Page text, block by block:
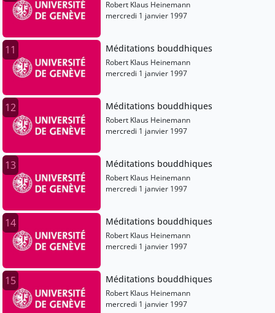
Robert Klaus Heinemann
mercredi 1 janvier 1997
11 Méditations bouddhiques
Robert Klaus Heinemann
mercredi 1 janvier 1997
12 Méditations bouddhiques
Robert Klaus Heinemann
mercredi 1 janvier 1997
13 Méditations bouddhiques
Robert Klaus Heinemann
mercredi 1 janvier 1997
14 Méditations bouddhiques
Robert Klaus Heinemann
mercredi 1 janvier 1997
15 Méditations bouddhiques
Robert Klaus Heinemann
mercredi 1 janvier 1997